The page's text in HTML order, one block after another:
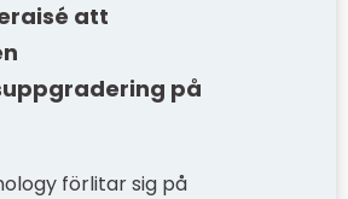
att
på
förlitar sig på